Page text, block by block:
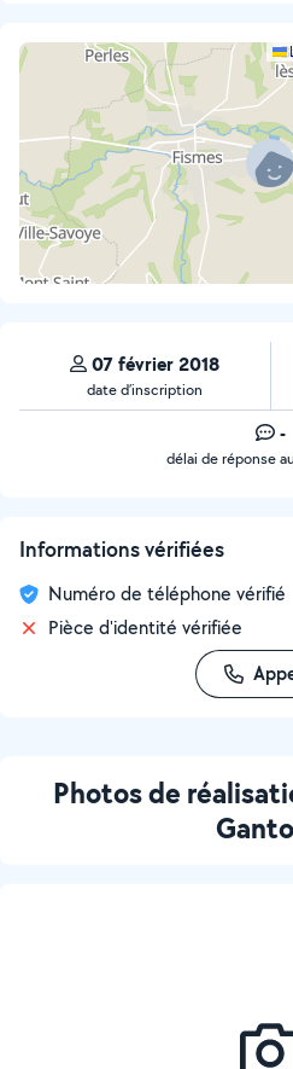
07 février 2018
date d’inscription
-
délai de réponse
Informations vérifiées
Numéro de téléphone vérifié
Pièce d'identité vérifiée
Photos de